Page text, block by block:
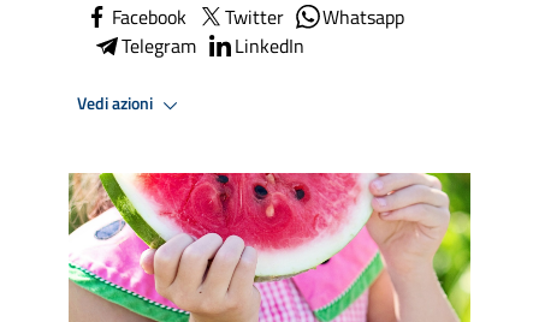
Facebook Twitter
Whatsapp
Telegram
LinkedIn
Vedi azioni